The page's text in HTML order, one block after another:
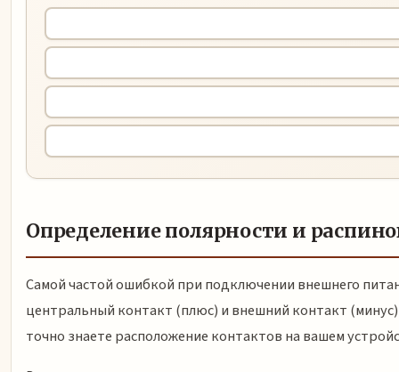
Определение полярности и
Самой частой ошибкой при подключении внешнего
центральный контакт (плюс) и внешний контакт
точно знаете расположение контактов на вашем